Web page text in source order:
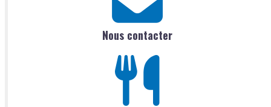
Nous contacter